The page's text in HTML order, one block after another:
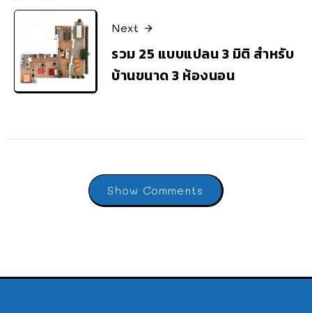
Next
รวม 25 แบบแปลน 3 มิติ สำหรับ
บ้านขนาด 3 ห้องนอน
Show Comments